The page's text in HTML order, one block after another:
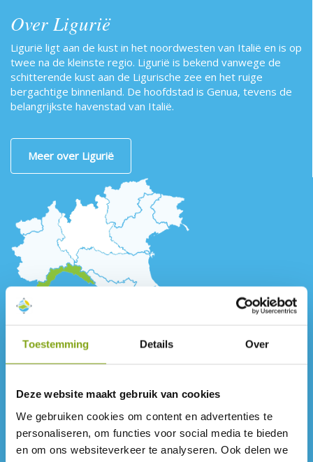
Toestemming Details Over
Deze website maakt gebruik van cookies
We gebruiken cookies om content en advertenties te
personaliseren, om functies voor social media te bieden
en om ons websiteverkeer te analyseren. Ook delen we
Over Ligurië
Ligurië ligt aan de kust in het noordwesten van Italië en is op
twee na de kleinste regio. Ligurië is bekend vanwege de
schitterende kust aan de Ligurische zee en het ruige
bergachtige binnenland. De hoofdstad is Genua, tevens de
belangrijkste havenstad van Italië.
Meer over Ligurië